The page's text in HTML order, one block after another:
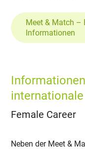
Meet & Match –
Informationen
Female Career
Neben der Meet &